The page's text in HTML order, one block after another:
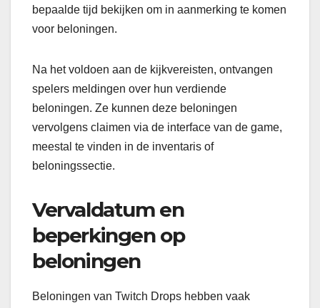
bepaalde tijd bekijken om in aanmerking te komen
voor beloningen.
Na het voldoen aan de kijkvereisten, ontvangen
spelers meldingen over hun verdiende
beloningen. Ze kunnen deze beloningen
vervolgens claimen via de interface van de game,
meestal te vinden in de inventaris of
beloningssectie.
Vervaldatum en
beperkingen op
beloningen
Beloningen van Twitch Drops hebben vaak